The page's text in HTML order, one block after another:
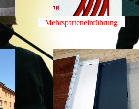
Mehrsparteneinführung